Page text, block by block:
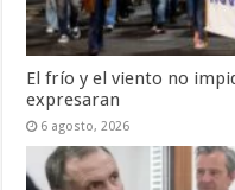
El frío y el viento no
expresaran
6 agosto, 2026